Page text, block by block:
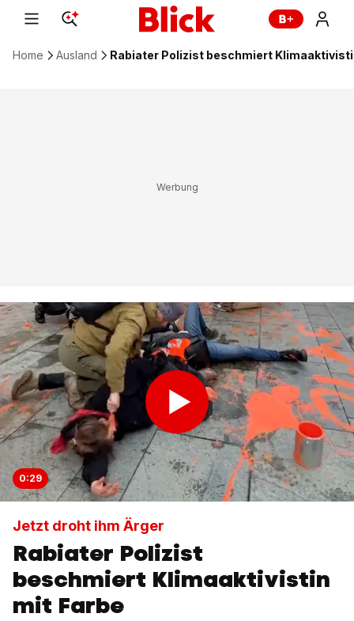
Home Ausland Rabiater Polizist beschmiert
0:29
Jetzt droht ihm Ärger
Rabiater Polizist
beschmiert Klimaaktivistin
mit Farbe